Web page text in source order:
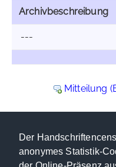
Der
anonymes Statistik-
Archivbeschreibung
---
Mitteilung